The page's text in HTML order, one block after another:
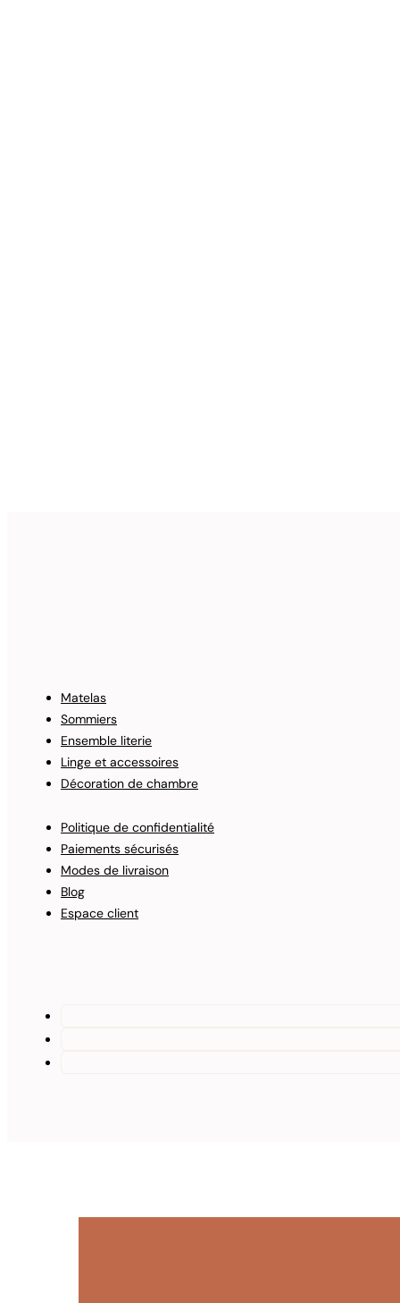
Matelas
Sommiers
Ensemble literie
Linge et accessoires
Politique de confidentialité
Paiements sécurisés
Modes de livraison
Blog